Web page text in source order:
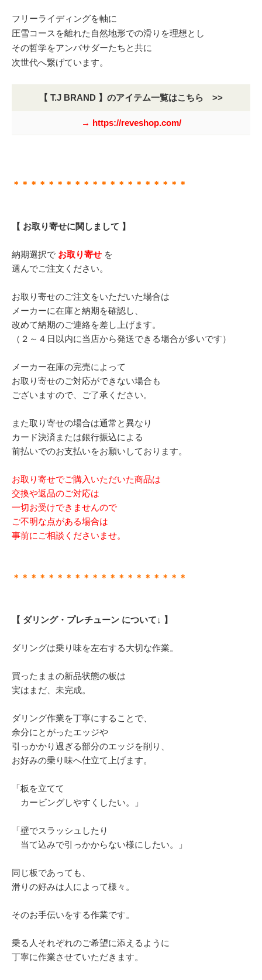
フリーライディングを軸に
圧雪コースを離れた自然地形での滑りを理想とし
その哲学をアンバサダーたちと共に
次世代へ繋げています。
【 T.J BRAND 】のアイテム一覧はこちら >>
→ https://reveshop.com/
＊＊＊＊＊＊＊＊＊＊＊＊＊＊＊＊＊＊＊＊
【 お取り寄せに関しまして 】
納期選択で お取り寄せ を
選んでご注文ください。
お取り寄せのご注文をいただいた場合は
メーカーに在庫と納期を確認し、
改めて納期のご連絡を差し上げます。
（２～４日以内に当店から発送できる場合が多いです）
メーカー在庫の完売によって
お取り寄せのご対応ができない場合も
ございますので、ご了承ください。
また取り寄せの場合は通常と異なり
カード決済または銀行振込による
前払いでのお支払いをお願いしております。
お取り寄せでご購入いただいた商品は
交換や返品のご対応は
一切お受けできませんので
ご不明な点がある場合は
事前にご相談くださいませ。
＊＊＊＊＊＊＊＊＊＊＊＊＊＊＊＊＊＊＊＊
【 ダリング・プレチューン について↓ 】
ダリングは乗り味を左右する大切な作業。
買ったままの新品状態の板は
実はまだ、未完成。
ダリング作業を丁寧にすることで、
余分にとがったエッジや
引っかかり過ぎる部分のエッジを削り、
お好みの乗り味へ仕立て上げます。
「板を立てて
カービングしやすくしたい。」
「壁でスラッシュしたり
当て込みで引っかからない様にしたい。」
同じ板であっても、
滑りの好みは人によって様々。
そのお手伝いをする作業です。
乗る人それぞれのご希望に添えるように
丁寧に作業させていただきます。